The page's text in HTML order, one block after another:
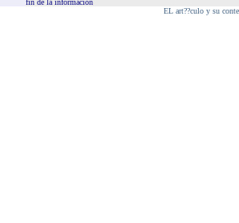
fin de la informacion
EL art??culo y su